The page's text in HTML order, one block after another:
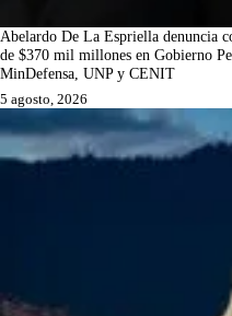
Abelardo De La Espriella denuncia
de $370 mil millones en Gobierno
MinDefensa, UNP y CENIT
5 agosto, 2026